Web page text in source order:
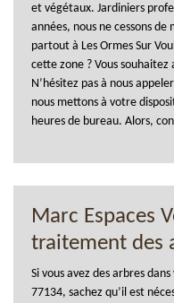
et végétaux. Jardiniers
années, nous ne cessons
partout à Les Ormes Sur
cette zone ? Vous
N’hésitez pas à nous
nous mettons à votre
heures de bureau. Alors,
Marc Espaces
traitement des
Si vous avez des arbres
77134, sachez qu’il est